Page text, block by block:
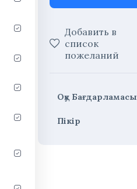
Добавить в
список
пожеланий
Оқу Бағдарламасы
Пікір